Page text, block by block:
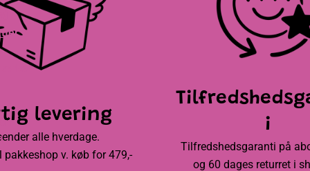
levering
alle hverdage.
v. køb for 479,-
i
Tilfredshedsgaranti på
og 60 dages returret i